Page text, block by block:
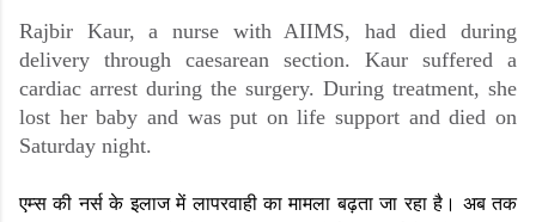
Rajbir Kaur, a nurse with AIIMS, had died during
delivery through caesarean section. Kaur suffered a
cardiac arrest during the surgery. During treatment, she
lost her baby and was put on life support and died on
Saturday night.
एम्स की नर्स के इलाज में लापरवाही का मामला बढ़ता जा रहा है। अब तक